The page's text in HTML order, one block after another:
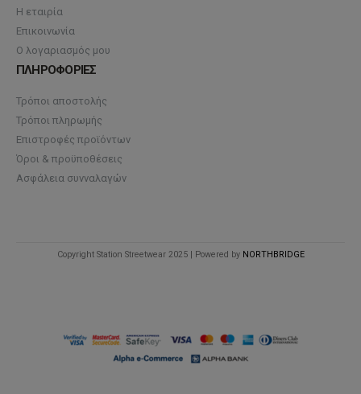
Η εταιρία
Επικοινωνία
Ο λογαριασμός μου
ΠΛΗΡΟΦΟΡΙΕΣ
Τρόποι αποστολής
Τρόποι πληρωμής
Επιστροφές προϊόντων
Όροι & προϋποθέσεις
Ασφάλεια συνναλαγών
Copyright Station Streetwear 2025 | Powered by NORTHBRIDGE